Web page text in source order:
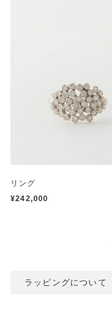
リング
¥242,000
ラッピングについて